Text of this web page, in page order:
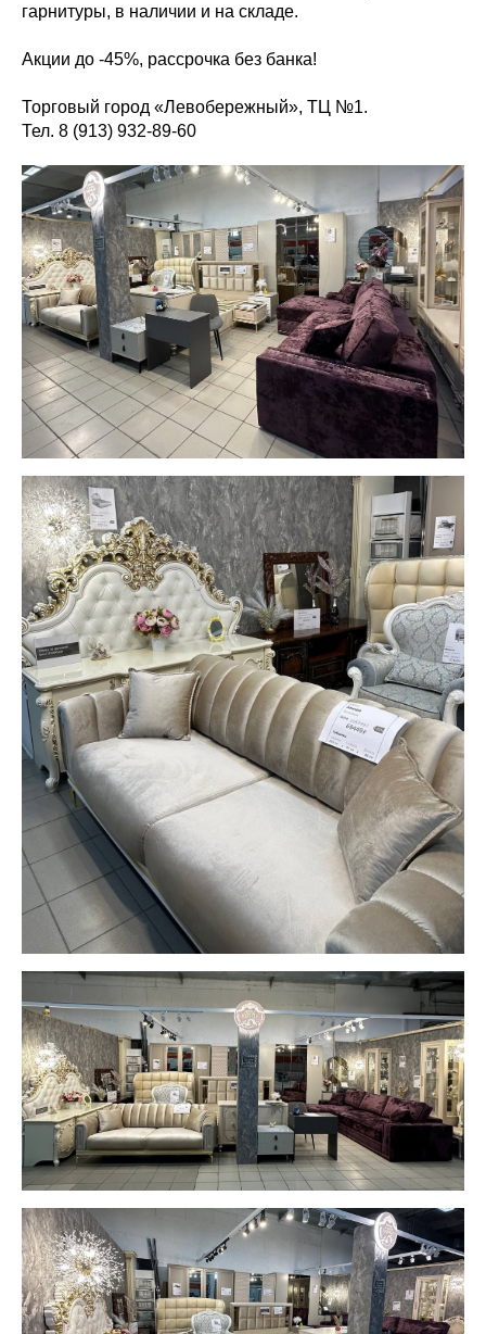
гарнитуры, в наличии и на складе.
Акции до -45%, рассрочка без банка!
Торговый город «Левобережный», ТЦ №1.
Тел. 8 (913) 932-89-60